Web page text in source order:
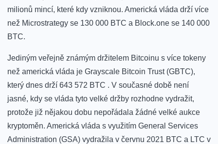
milionů mincí, které kdy vzniknou. Americká vláda drží více
než Microstrategy se 130 000 BTC a Block.one se 140 000
BTC.
Jediným veřejně známým držitelem Bitcoinu s více tokeny
než americká vláda je Grayscale Bitcoin Trust (GBTC),
který dnes drží 643 572 BTC . V současné době není
jasné, kdy se vláda tyto velké držby rozhodne vydražit,
protože již nějakou dobu nepořádala žádné velké aukce
kryptoměn. Americká vláda s využitím General Services
Administration (GSA) vydražila v červnu 2021 BTC a LTC v